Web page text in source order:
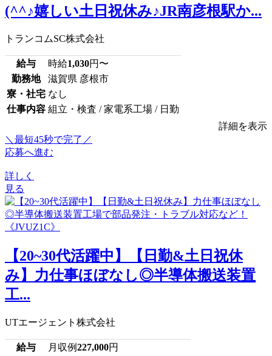
(^^♪嬉しい土日祝休み♪JR南彦根駅か...
トランコムSC株式会社
給与 時給1,030円〜
勤務地
滋賀県 彦根市
寮・社宅 なし
仕事内容 組立・検査 / 家電系工場 / 日勤
詳細を表示
＼最短45秒で完了／
応募へ進む
詳しく
見る
【20~30代活躍中】【日勤&土日祝休
み】力仕事ほぼなし◎半導体搬送装置
工...
UTエージェント株式会社
給与 月収例227,000円